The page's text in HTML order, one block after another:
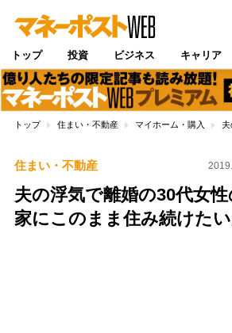
トップ 投資 ビジネス キャリア
トップ 住まい・不動産 マイホーム・購入
住まい・不動産
夫の浮気で離婚の30代女
家にこのまま住み続けた